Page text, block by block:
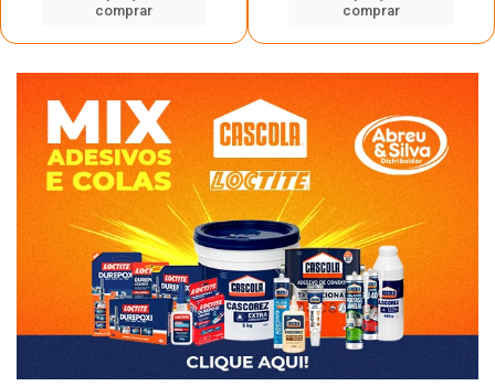
comprar
comprar